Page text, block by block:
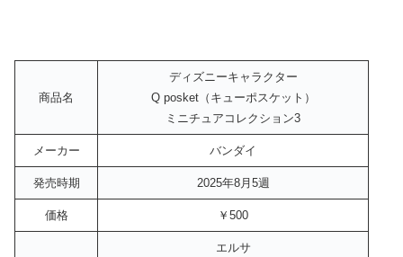
商品名
ディズニーキャラクター
Q posket（キューポスケット）
ミニチュアコレクション3
メーカー バンダイ
発売時期 2025年8月5週
価格 ￥500
エルサ